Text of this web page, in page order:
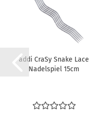
addi CraSy Snake Lace
Nadelspiel 15cm